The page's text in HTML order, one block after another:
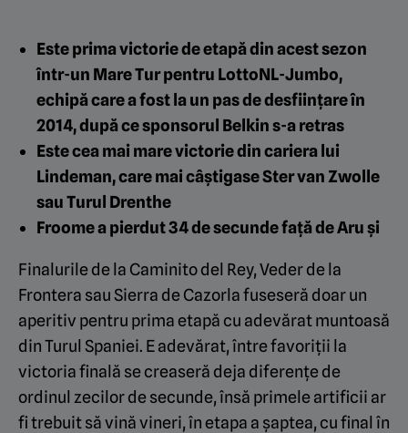
Este prima victorie de etapă din acest sezon
într-un Mare Tur pentru LottoNL-Jumbo,
echipă care a fost la un pas de desființare în
2014, după ce sponsorul Belkin s-a retras
Este cea mai mare victorie din cariera lui
Lindeman, care mai câștigase Ster van Zwolle
sau Turul Drenthe
Froome a pierdut 34 de secunde față de Aru și
Finalurile de la Caminito del Rey, Veder de la
Frontera sau Sierra de Cazorla fuseseră doar un
aperitiv pentru prima etapă cu adevărat muntoasă
din Turul Spaniei. E adevărat, între favoriții la
victoria finală se creaseră deja diferențe de
ordinul zecilor de secunde, însă primele artificii ar
fi trebuit să vină vineri, în etapa a șaptea, cu final în